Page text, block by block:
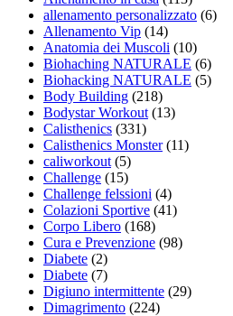
allenamento personalizzato (6)
Allenamento Vip (14)
Anatomia dei Muscoli (10)
Biohaching NATURALE (6)
Biohacking NATURALE (5)
Body Building (218)
Bodystar Workout (13)
Calisthenics (331)
Calisthenics Monster(11)
caliworkout (5)
Challenge (15)
Challenge felssioni (4)
Colazioni Sportive (41)
Corpo Libero (168)
Cura e Prevenzione (98)
Diabete (2)
Diabete (7)
Digiuno intermittente (29)
Dimagrimento (224)